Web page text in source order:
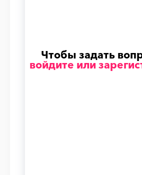
Чтобы задать
войдите или